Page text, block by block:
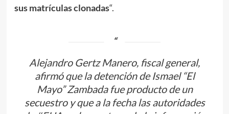
sus matrículas clonadas“.
Alejandro Gertz Manero, fiscal general,
afirmó que la detención de Ismael “El
Mayo” Zambada fue producto de un
secuestro y que a la fecha las autoridades